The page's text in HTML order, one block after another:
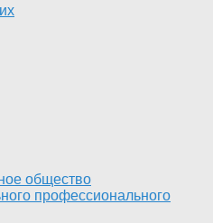
общество
профессионального